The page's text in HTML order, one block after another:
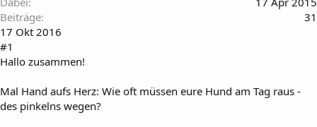
Beiträge
31
17 Okt 2016
#1
Hallo zusammen!
Mal Hand aufs Herz: Wie oft müssen eure Hund am Tag raus -
des pinkelns wegen?